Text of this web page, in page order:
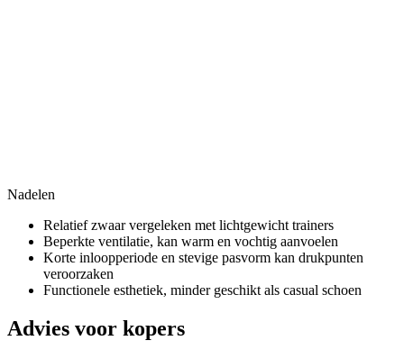
Nadelen
Relatief zwaar vergeleken met lichtgewicht trainers
Beperkte ventilatie, kan warm en vochtig aanvoelen
Korte inloopperiode en stevige pasvorm kan drukpunten
veroorzaken
Functionele esthetiek, minder geschikt als casual schoen
Advies voor kopers